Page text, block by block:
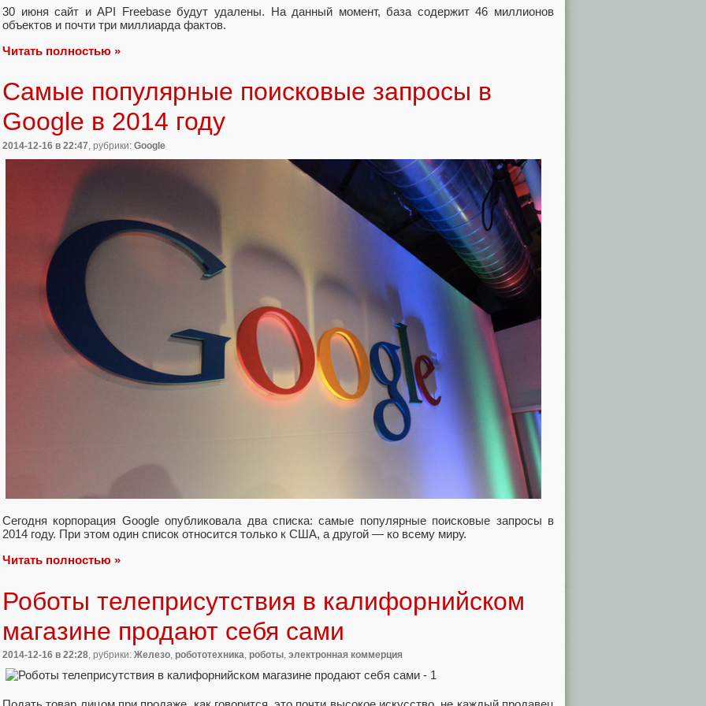
30 июня сайт и API Freebase будут удалены. На данный момент, база содержит 46 миллионов
объектов и почти три миллиарда фактов.
Читать полностью »
Самые популярные поисковые запросы в
Google в 2014 году
2014-12-16 в 22:47 , рубрики: Google
Сегодня корпорация Google опубликовала два списка: самые популярные поисковые запросы в
2014 году. При этом один список относится только к США, а другой — ко всему миру.
Читать полностью »
Роботы телеприсутствия в калифорнийском
магазине продают себя сами
2014-12-16 в 22:28 , рубрики: Железо робототехника роботы электронная коммерция